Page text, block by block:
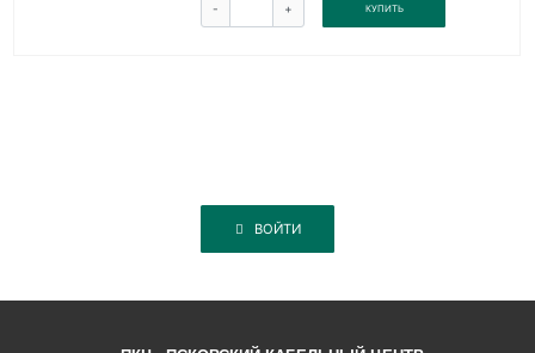
- + КУПИТЬ
ВОЙТИ